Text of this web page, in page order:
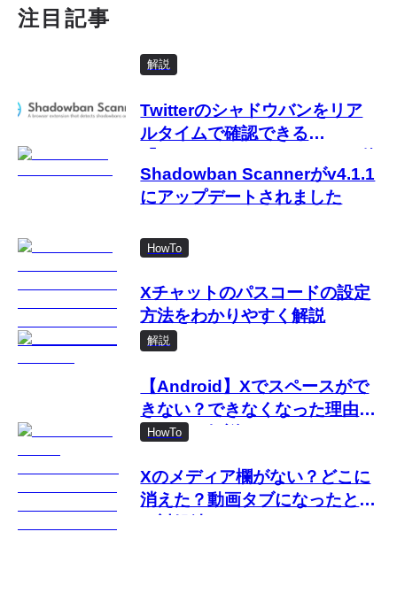
注目記事
解説
Twitterのシャドウバンをリア
ルタイムで確認できる
い方
Shadowban Scannerがv4.1.1
にアップデートされました
HowTo
Xチャットのパスコードの設定
方法をわかりやすく解説
解説
【Android】Xでスペースがで
きない？できなくなった理由と
対処法を解説
HowTo
Xのメディア欄がない？どこに
消えた？動画タブになったとき